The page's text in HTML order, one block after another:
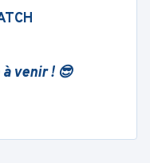
à venir ! 😎